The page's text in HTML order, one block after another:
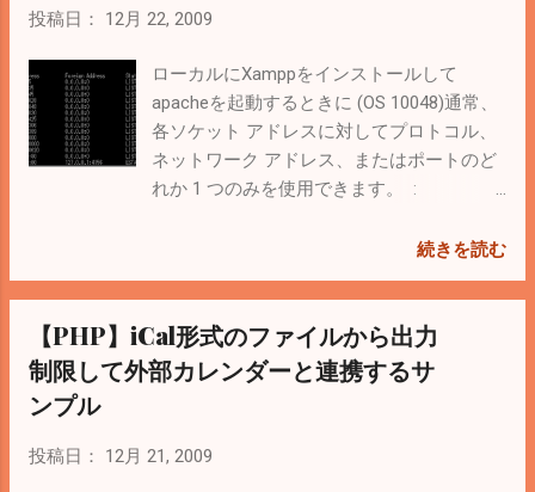
のTypeをFlatからThinに変更する。 ちなみ
更できるみたい。 ファイルサイズ固定のデ
ィスクから、可変のディスクへ変換する
▼関連記事 【VMware ESXi】仮想マシン
（Windows）のハードディスク容量を増や
す（拡張）方法 【vmware】仮想マシンのハ
【vmware】vCenter Converterで仮想マシン
量を拡張（VMwareのHDD容量を増やす）
投稿日： 12月 22, 2009
ローカルにXamppをインストールして
apacheを起動するときに (OS 10048)通常、
各ソケット アドレスに対してプロトコル、
ネットワーク アドレス、またはポートのど
れか 1 つのみを使用できます。 :
0.0.0.0:80 と怒られたので、どのプロセスが
境はWindows XP コマンドプロンプトを起動
して次のコマンドを入力 C:>netstat –oan ポ
ートとPIDの一覧が出力されるので、この場
合80番ポートを使用しているのがPID=2848
“pid eq 2848” これで犯人が分かるので、ア
続きを読む
【PHP】iCal形式のファイルから出力
制限して外部カレンダーと連携するサ
ンプル
投稿日： 12月 21, 2009